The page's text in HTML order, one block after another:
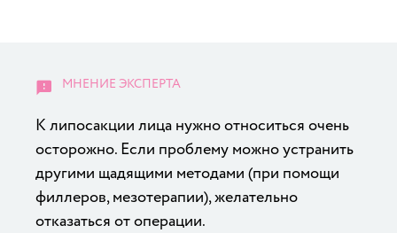
К липосакции лица нужно относиться очень
осторожно. Если проблему можно устранить
другими щадящими методами (при помощи
филлеров, мезотерапии), желательно
отказаться от операции.